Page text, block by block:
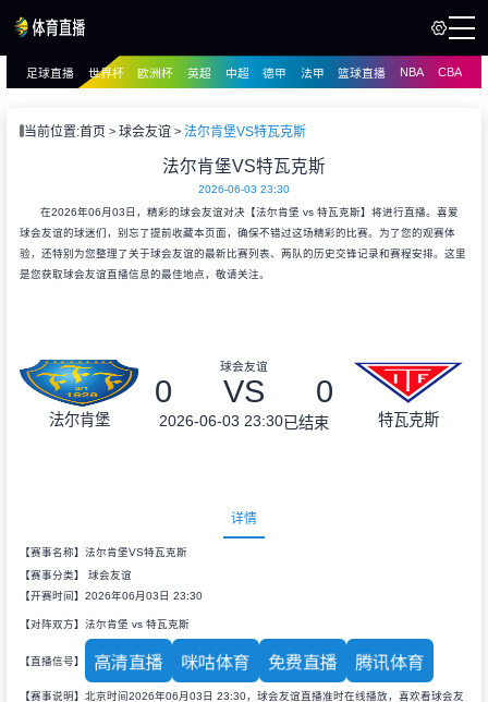
播
足球直播 世界杯 欧洲杯 英超 中超 德甲 法甲 篮球直播 NBA CBA
当前位置:首页 球会友谊 法尔肯堡VS特瓦克斯
法尔肯堡VS特瓦克斯
2026-06-03 23:30
在2026年06月03日，精彩的球会友谊对决【法尔肯堡 vs 特瓦克斯】将进行直播。喜爱
球会友谊的球迷们，别忘了提前收藏本页面，确保不错过这场精彩的比赛。为了您的观赛体
验，还特别为您整理了关于球会友谊的最新比赛列表、两队的历史交锋记录和赛程安排。这里
是您获取球会友谊直播信息的最佳地点，敬请关注。
法尔肯堡
球会友谊
0 VS 0
2026-06-03 23:30已结束 特瓦克斯
详情
【赛事名称】法尔肯堡VS特瓦克斯
【赛事分类】 球会友谊
【开赛时间】2026年06月03日 23:30
【对阵双方】法尔肯堡 vs 特瓦克斯
【直播信号】 高清直播 咪咕体育 免费直播 腾讯体育
【赛事说明】北京时间2026年06月03日 23:30，球会友谊直播准时在线播放，喜欢看球会友